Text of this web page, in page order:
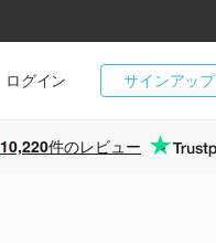
サインアップ
ログイン
10,220件のレビュー